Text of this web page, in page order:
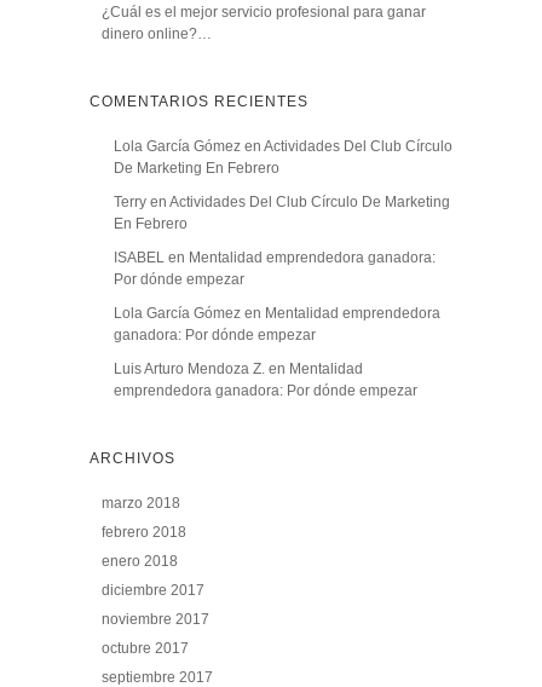
¿Cuál es el mejor servicio profesional para ganar
dinero online?…
COMENTARIOS RECIENTES
Lola García Gómez en Actividades Del Club Círculo
De Marketing En Febrero
Terry en Actividades Del Club Círculo De Marketing
En Febrero
ISABEL en Mentalidad emprendedora ganadora:
Por dónde empezar
Lola García Gómez en Mentalidad emprendedora
ganadora: Por dónde empezar
Luis Arturo Mendoza Z. en Mentalidad
emprendedora ganadora: Por dónde empezar
ARCHIVOS
marzo 2018
febrero 2018
enero 2018
diciembre 2017
noviembre 2017
octubre 2017
septiembre 2017